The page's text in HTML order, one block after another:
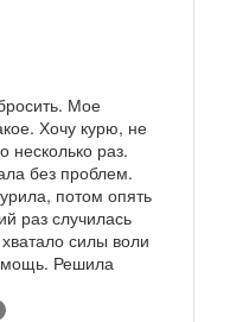
Мое
Хочу курю, не
несколько раз.
без проблем.
потом опять
раз случилась
силы воли
Решила